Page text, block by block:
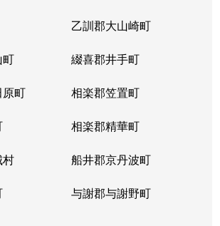
乙訓郡大山崎町
町 綴喜郡井手町
町 相楽郡笠置町
相楽郡精華町
村 船井郡京丹波町
与謝郡与謝野町